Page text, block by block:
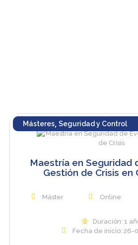
Másteres ,Seguridad y Control
Maestría en Seguridad
Gestión de Crisis en
Máster Online
Duración: 1
Fecha de inicio: 26-